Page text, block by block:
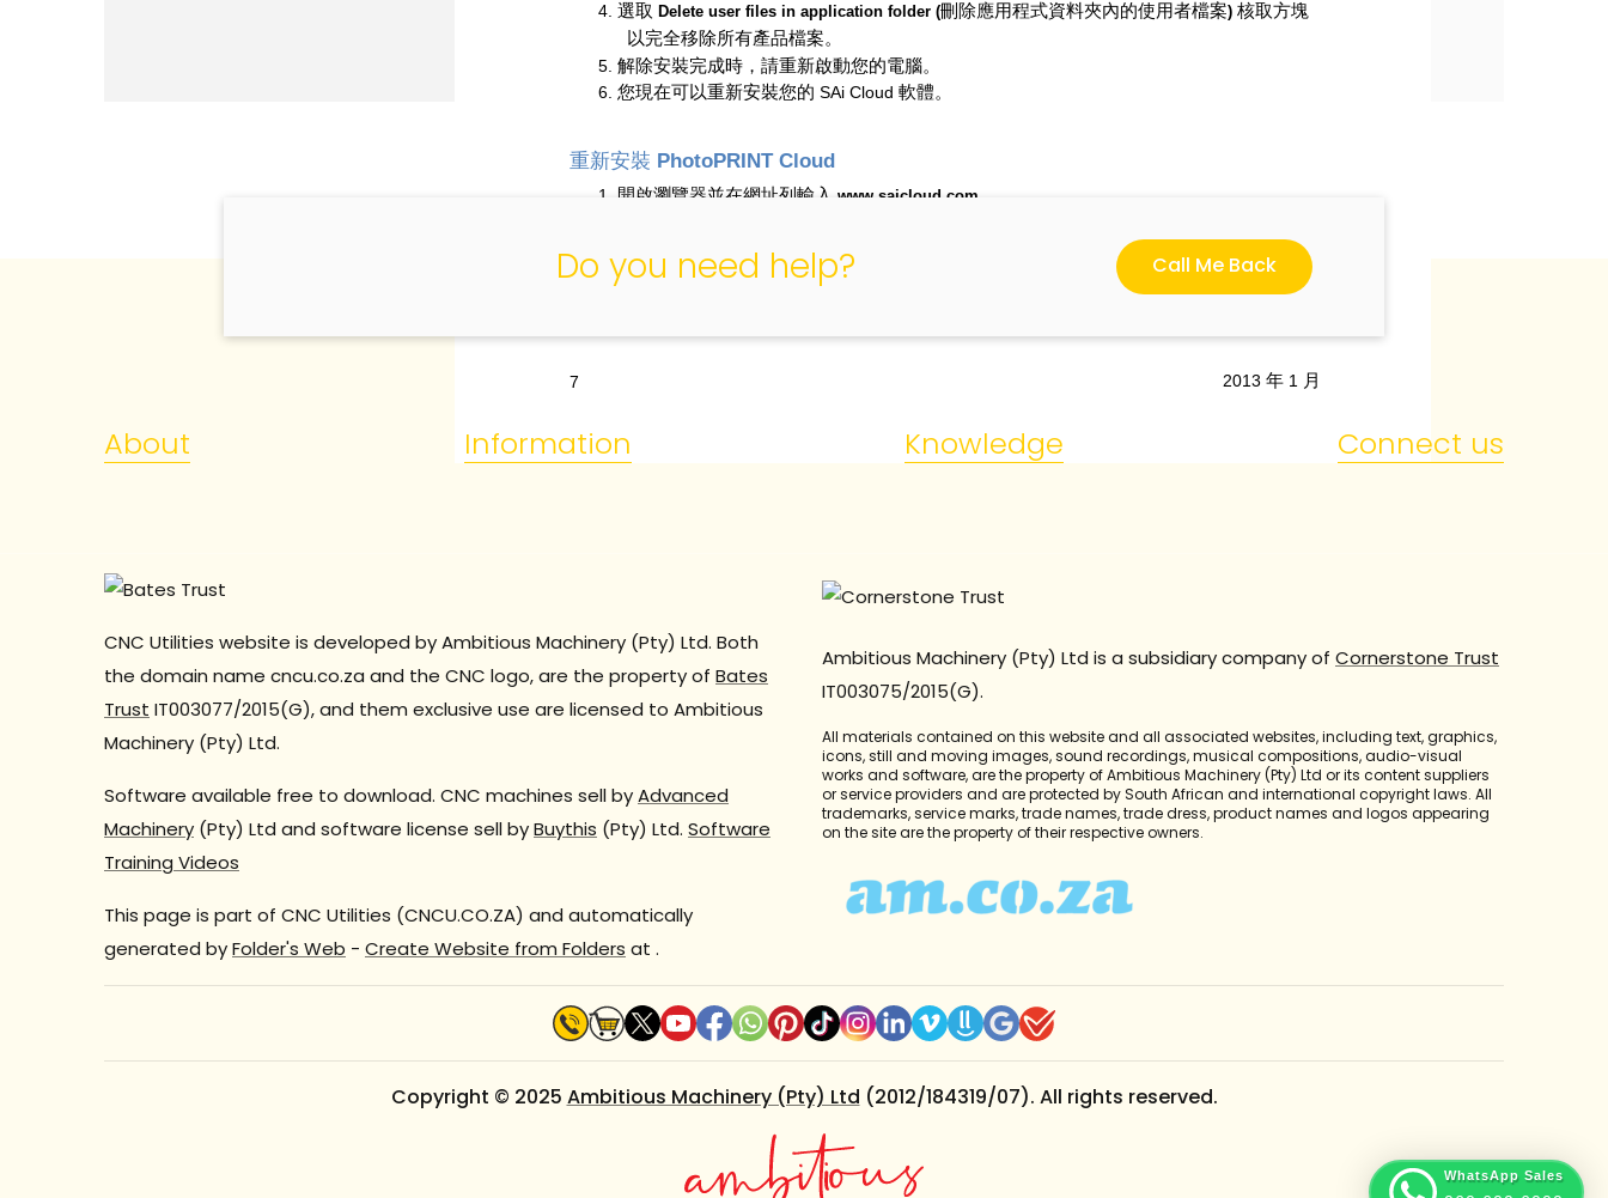
4. 選取 Delete user files in application folder (刪除應用程式資料夾內的使用者檔案) 核取方塊
以完全移除所有產品檔案。
5. 解除安裝完成時，請重新啟動您的電腦。
6. 您現在可以重新安裝您的 SAi Cloud 軟體。
重新安裝 PhotoPRINT Cloud
1. 開啟瀏覽器並在網址列輸入 www.saicloud.com
按一下在螢幕最上方 Software ( PhotoPRINT Cloud
4.按一下 Download Now (立即下載 ，然後依照螢幕上的下載與安裝步驟操作。
7 2013 年 1 月
Do you need help? Call Me Back
About Information Knowledge Connect us
CNC Utilities website is developed by Ambitious Machinery (Pty) Ltd. Both
the domain name cncu.co.za and the CNC logo, are the property of Bates
Trust IT003077/2015(G), and them exclusive use are licensed to Ambitious
Machinery (Pty) Ltd.
Software available free to download. CNC machines sell byAdvanced
Machinery (Pty) Ltd and software license sell byBuythis (Pty) Ltd. Software
Training Videos
This page is part of CNC Utilities (CNCU.CO.ZA) and automatically
generated byFolder's Web - Create Website from Folders at .
Ambitious Machinery (Pty) Ltd is a subsidiary company of Cornerstone Trust
IT003075/2015(G).
All materials contained on this website and all associated websites, including text, graphics,
icons, still and moving images, sound recordings, musical compositions, audio-visual
works and software, are the property of Ambitious Machinery (Pty) Ltd or its content suppliers
or service providers and are protected by South African and international copyright laws. All
trademarks, service marks, trade names, trade dress, product names and logos appearing
on the site are the property of their respective owners.
Copyright © 2025 Ambitious Machinery (Pty) Ltd (2012/184319/07). All rights reserved.
WhatsApp Sales